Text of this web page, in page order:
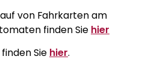
von Fahrkarten am
finden Sie hier
Sie hier.